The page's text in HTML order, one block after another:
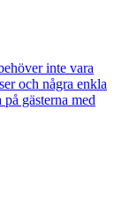
inte vara
och några enkla
gästerna med